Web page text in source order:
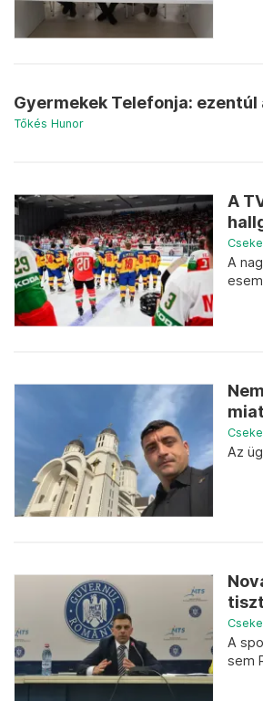
Gyermekek Telefonja:
Tőkés Hunor
A
A
Az
A
sem